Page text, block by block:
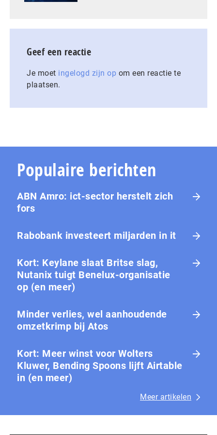
Geef een reactie
Je moet ingelogd zijn op om een reactie te
plaatsen.
Populaire berichten
ABN Amro: ict-sector herstelt zich
fors
Rabobank investeert miljarden in it
Kort: Keylane slaat Britse slag,
Nutanix tuigt Benelux-organisatie
op (en meer)
Minder verlies, wel aanhoudende
omzetkrimp bij Atos
Kort: Meer winst voor Wolters
Kluwer, Bending Spoons lijft Airtable
in (en meer)
Meer artikelen